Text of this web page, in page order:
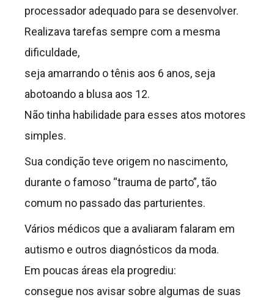
processador adequado para se desenvolver.
Realizava tarefas sempre com a mesma
dificuldade,
seja amarrando o tênis aos 6 anos, seja
abotoando a blusa aos 12.
Não tinha habilidade para esses atos motores
simples.
Sua condição teve origem no nascimento,
durante o famoso “trauma de parto”, tão
comum no passado das parturientes.
Vários médicos que a avaliaram falaram em
autismo e outros diagnósticos da moda.
Em poucas áreas ela progrediu:
consegue nos avisar sobre algumas de suas